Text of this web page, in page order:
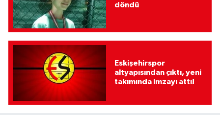
döndü
Eskişehirspor
altyapısından çıktı, yeni
takımında imzayı attı!